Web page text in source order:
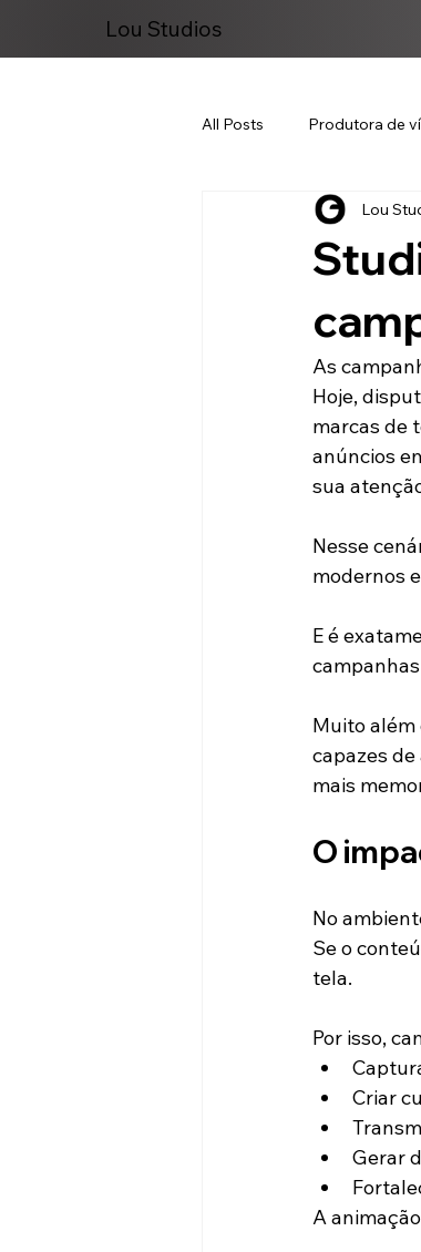
Lou Studios
All Posts Produtora de
Marketing DigitalLou
As
Hoje,
marcas de
anúncios
sua
Nesse
modernos
E é
Muito além
capazes
mais
O
No
Se o
tela.
Por isso,
Criar
Gerar
A